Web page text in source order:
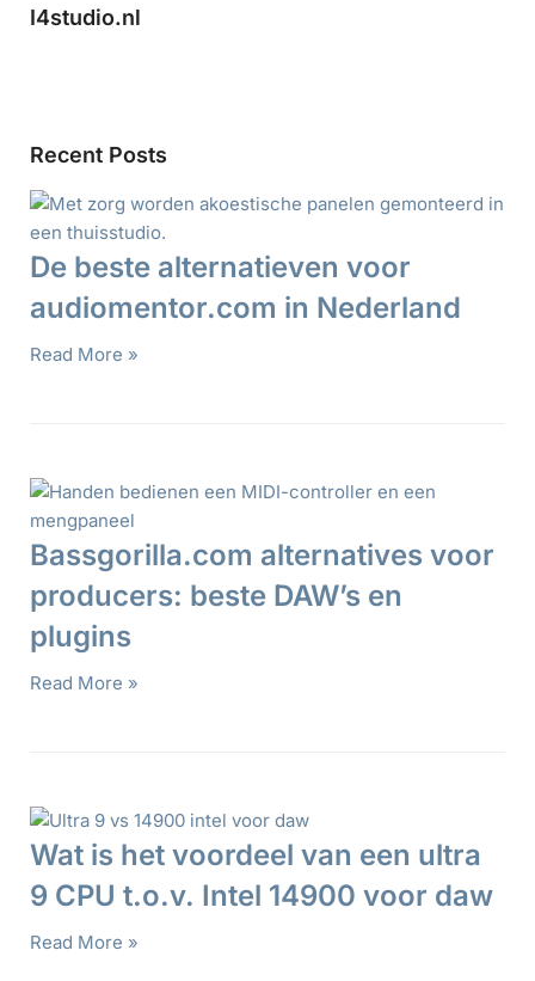
I4studio.nl
Recent Posts
De beste alternatieven voor
audiomentor.com in Nederland
Read More »
Bassgorilla.com alternatives voor
producers: beste DAW’s en
plugins
Read More »
Wat is het voordeel van een ultra
9 CPU t.o.v. Intel 14900 voor daw
Read More »